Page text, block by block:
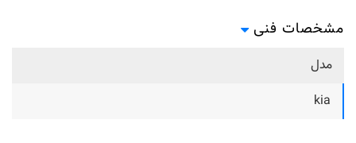
مشخصات فنی
مدل
kia